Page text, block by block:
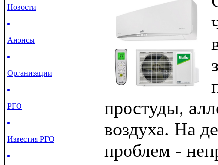
Новости
Анонсы
Организации
РГО
Известия РГО
простуды,
воздуха. На
проблем -